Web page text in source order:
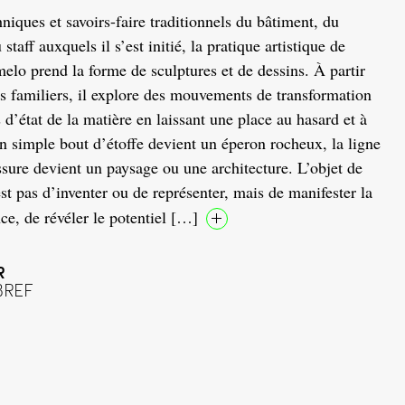
et savoirs-faire traditionnels du bâtiment, du
staff auxquels il s’est initié, la pratique artistique de
prend la forme de sculptures et de dessins. À partir
familiers, il explore des mouvements de transformation
de la matière en laissant une place au hasard et à
simple bout d’étoffe devient un éperon rocheux, la ligne
devient un paysage ou une architecture. L’objet de
pas d’inventer ou de représenter, mais de manifester la
de révéler le potentiel […]